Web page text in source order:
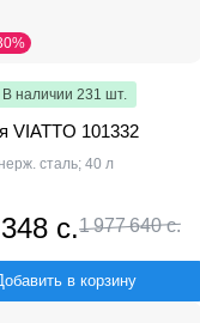
В наличии 231 шт.
VIATTO 101332
сталь; 40 л
с.1 977 640 с.
в корзину